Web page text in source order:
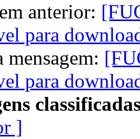
anterior:
para
para
]